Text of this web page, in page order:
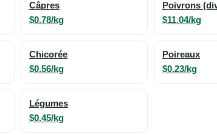
Câpres
$0.78/kg
Poivrons
$11.04/kg
Chicorée
$0.56/kg
Poireaux
$0.23/kg
Légumes
$0.45/kg